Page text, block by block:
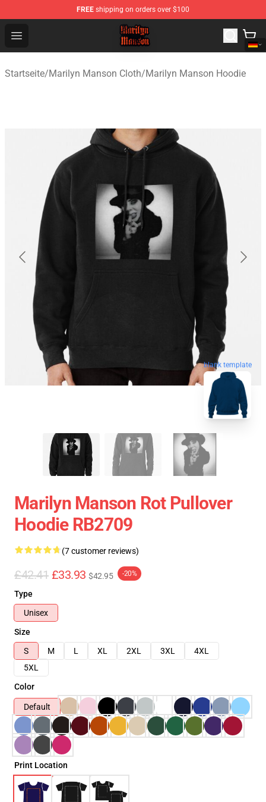
FREE shipping on orders over $100
Open menu
Marilyn Manson Shop - Official Marilyn Manson
Startseite/Marilyn Manson Cloth/Marilyn Manson Hoodie
blank template
Marilyn Manson Rot Pullover
Hoodie RB2709
(7 customer reviews)
£42.41 £33.93 $42.95 -20%
Type
Unisex
Size
S
M L XL 2XL 3XL
4XL
5XL
Color
Default
Print Location